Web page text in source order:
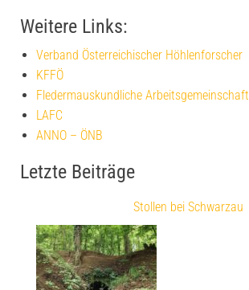
Weitere Links:
Verband Österreichischer Höhlenforscher
KFFÖ
Fledermauskundliche Arbeitsgemeinschaft
LAFC
ANNO – ÖNB
Letzte Beiträge
Stollen bei Schwarzau